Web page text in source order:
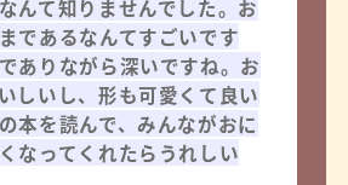
んて知りませんでした。お
であるなんてすごいです
ありながら深いですね。お
しいし、形も可愛くて良い
本を読んで、みんながおに
なってくれたらうれしい